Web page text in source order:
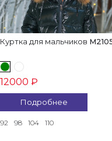
Куртка для мальчиков
12000 ₽
Подробнее
92 98 104 110